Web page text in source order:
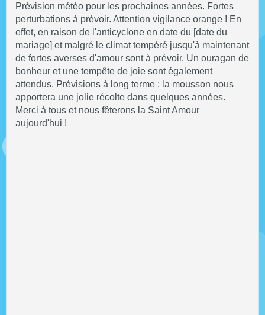
Prévision météo pour les prochaines années. Fortes
perturbations à prévoir. Attention vigilance orange ! En
effet, en raison de l'anticyclone en date du [date du
mariage] et malgré le climat tempéré jusqu'à maintenant
de fortes averses d'amour sont à prévoir. Un ouragan de
bonheur et une tempête de joie sont également
attendus. Prévisions à long terme : la mousson nous
apportera une jolie récolte dans quelques années.
Merci à tous et nous fêterons la Saint Amour
aujourd'hui !